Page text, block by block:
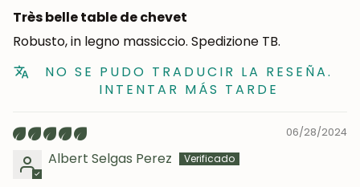
Très belle table de chevet
Robusto, in legno massiccio. Spedizione TB.
NO SE PUDO TRADUCIR LA RESEÑA.
INTENTAR MÁS TARDE
06/28/2024
Albert Selgas Perez